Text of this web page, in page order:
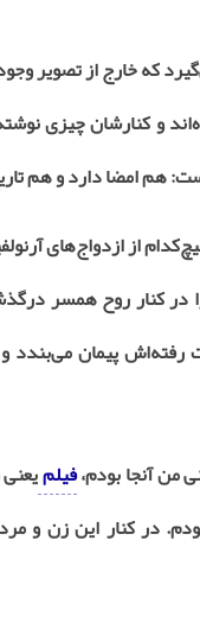
که خارج از تصویر
و کنارشان چیزی
هم امضا دارد و هم
از ازدواج‌های
در کنار روح همسر
رفته‌اش پیمان
من آنجا بودم،فیلم
در کنار این زن و